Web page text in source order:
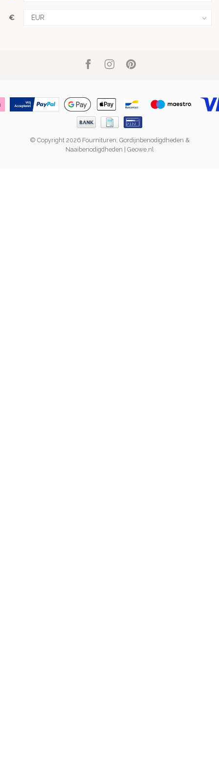
€
© Copyright 2026 Fournituren, Gordijnbenodigdheden &
Naaibenodigdheden | Geowe.nl